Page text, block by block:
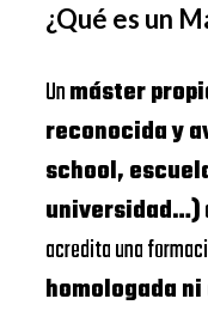
¿Qué es un
Unmáster
reconocida y
school,
universidad…)
acredita una
homologada